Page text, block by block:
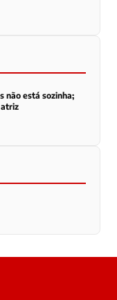
não está sozinha;
atriz